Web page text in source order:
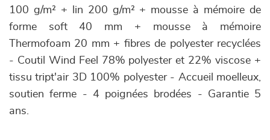
100 g/m² + lin 200 g/m² + mousse à mémoire de
forme soft 40 mm + mousse à mémoire
Thermofoam 20 mm + fibres de polyester recyclées
- Coutil Wind Feel 78% polyester et 22% viscose +
tissu tript'air 3D 100% polyester - Accueil moelleux,
soutien ferme - 4 poignées brodées - Garantie 5
ans.